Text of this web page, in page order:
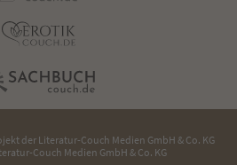
derLiteratur-Couch Medien GmbH & Co. KG
Couch Medien GmbH & Co. KG